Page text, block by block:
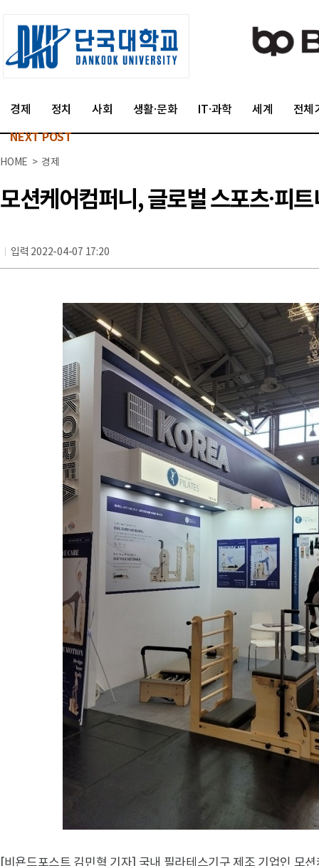
경제 정치 사회 생활·문화 IT·과학 세계 전체
NEXT POST
HOME > 경제
모션케어컴퍼니, 글로벌 스포츠·피
입력 2022-04-07 17:20
[비욘드포스트 김민혁 기자] 국내 필라테스기구 제조 기업인